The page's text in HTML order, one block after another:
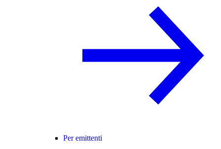
Per emittenti